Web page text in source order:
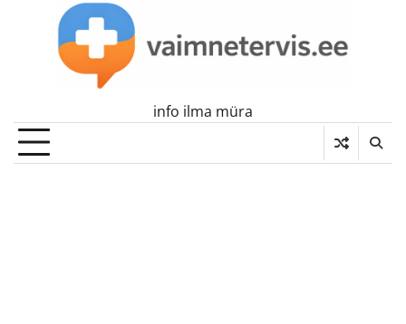
info ilma müra